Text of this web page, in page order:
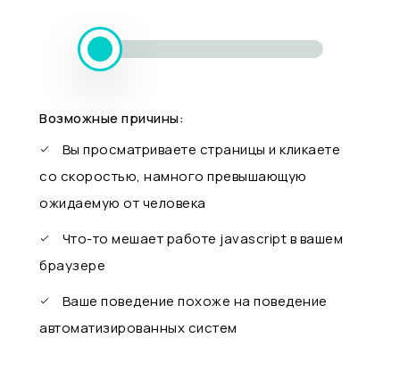
Возможные причины:
Вы просматриваете страницы и кликаете
со скоростью, намного превышающую
ожидаемую от человека
Что-то мешает работе javascript в вашем
браузере
Ваше поведение похоже на поведение
автоматизированных систем